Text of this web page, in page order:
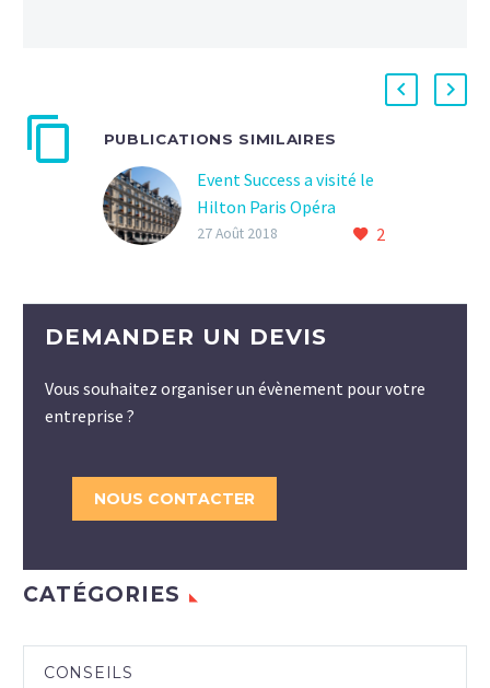
PUBLICATIONS SIMILAIRES
Event Success a visité le
Hilton Paris Opéra
2
27 Août 2018
DEMANDER UN DEVIS
Vous souhaitez organiser un évènement pour votre
entreprise ?
NOUS CONTACTER
CATÉGORIES
CONSEILS